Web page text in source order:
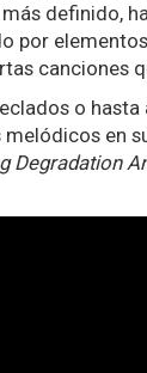
definido,
por
canciones
o
en
Degradation